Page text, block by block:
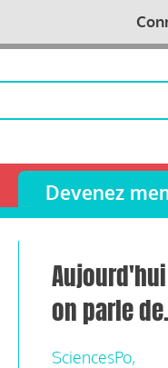
Devenez
Aujourd'hui
on parle
SciencesPo,